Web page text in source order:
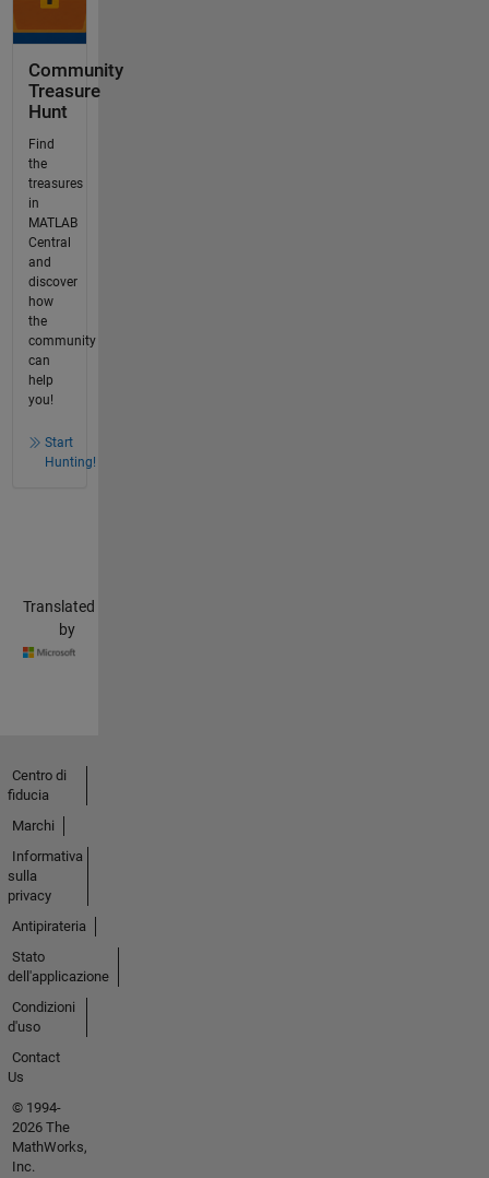
Community
Treasure
Hunt
Find
the
treasures
in
MATLAB
Central
and
discover
how
the
community
can
help
you!
Start
Hunting!
Translated
by
Centro di
fiducia
Marchi
Informativa
sulla
privacy
Antipirateria
Stato
dell'applicazione
Condizioni
d'uso
Contact
Us
© 1994-
2026 The
MathWorks,
Inc.